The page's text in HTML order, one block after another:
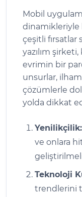
Mobil
dinamikleriyle
çeşitli fırsatlar
yazılım
evrimin bir
unsurlar, ilham
çözümlerle
yolda dikkat
Yenilikçilik:
ve onlara
Teknoloji
trendlerini